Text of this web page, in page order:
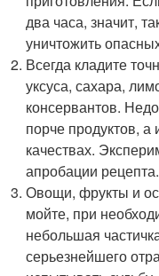
два часа, значит,
уничтожить
Всегда кладите
уксуса, сахара,
консервантов.
порче продуктов, а
качествах.
апробации рецепта.
Овощи, фрукты и
мойте, при
небольшая
серьезнейшего